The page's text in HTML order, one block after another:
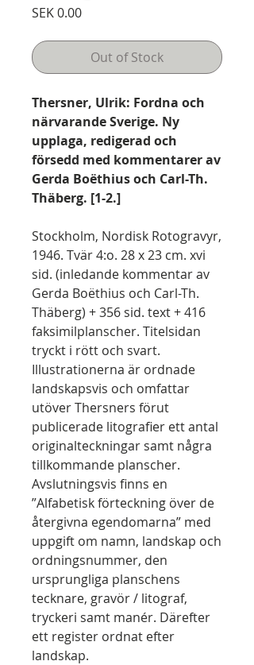
SEK 0.00Price
Out of Stock
Thersner, Ulrik: Fordna och
närvarande Sverige. Ny
upplaga, redigerad och
försedd med kommentarer av
Gerda Boëthius och Carl-Th.
Thäberg. [1-2.]
Stockholm, Nordisk Rotogravyr,
1946. Tvär 4:o. 28 x 23 cm. xvi
sid. (inledande kommentar av
Gerda Boëthius och Carl-Th.
Thäberg) + 356 sid. text + 416
faksimilplanscher. Titelsidan
tryckt i rött och svart.
Illustrationerna är ordnade
landskapsvis och omfattar
utöver Thersners förut
publicerade litografier ett antal
originalteckningar samt några
tillkommande planscher.
Avslutningsvis finns en
”Alfabetisk förteckning över de
återgivna egendomarna” med
uppgift om namn, landskap och
ordningsnummer, den
ursprungliga planschens
tecknare, gravör / litograf,
tryckeri samt manér. Därefter
ett register ordnat efter
landskap.